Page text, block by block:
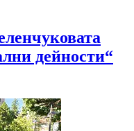
дейности“